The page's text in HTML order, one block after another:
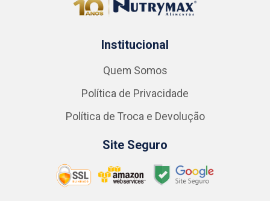
Institucional
Quem Somos
Política de Privacidade
Política de Troca e Devolução
Site Seguro